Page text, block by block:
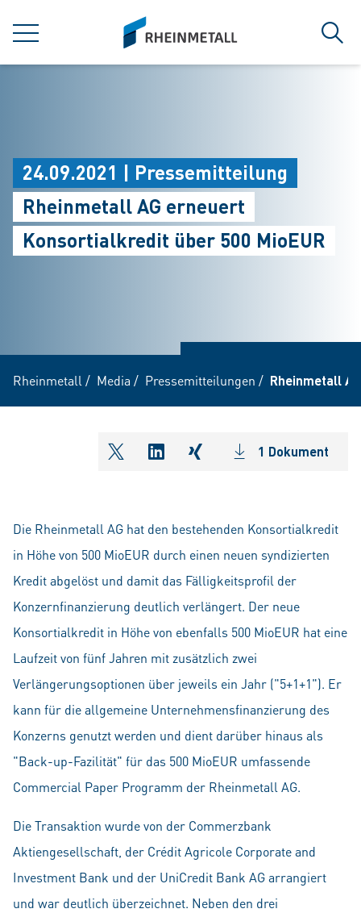
MENÜ
siteLogo
24.09.2021 | Pressemitteilung
Rheinmetall AG erneuert
Konsortialkredit über 500 MioEUR
Rheinmetall / Media / Pressemitteilungen / Rheinmetall
shareOntwitter
shareOnlinkedIn
shareOnxing1 Dokument
Die Rheinmetall AG hat den bestehenden Konsortialkredit
in Höhe von 500 MioEUR durch einen neuen syndizierten
Kredit abgelöst und damit das Fälligkeitsprofil der
Konzernfinanzierung deutlich verlängert. Der neue
Konsortialkredit in Höhe von ebenfalls 500 MioEUR hat eine
Laufzeit von fünf Jahren mit zusätzlich zwei
Verlängerungsoptionen über jeweils ein Jahr ("5+1+1"). Er
kann für die allgemeine Unternehmensfinanzierung des
Konzerns genutzt werden und dient darüber hinaus als
"Back-up-Fazilität" für das 500 MioEUR umfassende
Commercial Paper Programm der Rheinmetall AG.
Die Transaktion wurde von der Commerzbank
Aktiengesellschaft, der Crédit Agricole Corporate and
Investment Bank und der UniCredit Bank AG arrangiert
und war deutlich überzeichnet. Neben den drei